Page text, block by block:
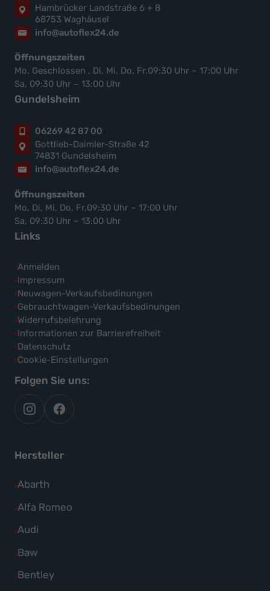
Hambrücker Landstraße 6 + 8
68753 Waghäusel
info@autoflex24.de
Öffnungszeiten
Mo. Geschlossen , Di, Mi, Do, Fr,09:30 Uhr – 17:00 Uhr
Sa, 09:30 Uhr – 13:00 Uhr
Gundelsheim
06269 42 87 00
Gottlieb-Daimler-Straße 42
74831 Gundelsheim
info@autoflex24.de
Öffnungszeiten
Mo, Di, Mi, Do, Fr,09:30 Uhr – 17:00 Uhr
Sa, 09:30 Uhr – 13:00 Uhr
Links
Anmelden
Impressum
Neuwagen-Verkaufsbedinungen
Gebrauchtwagen-Verkaufsbedinungen
Widerrufsbelehrung
Informationen zur Barrierefreiheit
Datenschutz
Cookie-Einstellungen
Folgen Sie uns:
autoflex
auf
autoflex24
auf
Hersteller
Abarth
Alle
Fahrzeuge
Abarth
anzeigen
Alfa Romeo
Alle
Fahrzeuge
Alfa
Romeo
Audi
Alle
Fahrzeuge
Audi
Baw
Alle
Fahrzeuge
Bentley
Alle